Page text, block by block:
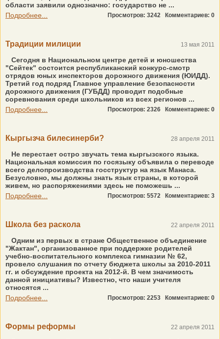
области заявили однозначно: государство не ...
Подробнее...
Просмотров: 3242 Комментариев: 0
Традиции милиции 13 мая 2011
Сегодня в Национальном центре детей и юношества
"Сейтек" состоится республиканский конкурс-смотр
отрядов юных инспекторов дорожного движения (ЮИДД).
Третий год подряд Главное управление безопасности
дорожного движения (ГУБДД) проводит подобные
соревнования среди школьников из всех регионов ...
Подробнее...
Просмотров: 2326 Комментариев: 0
Кыргызча билесинерби? 28 апреля 2011
Не перестает остро звучать тема кыргызского языка.
Национальная комиссия по госязыку объявила о переводе
всего делопроизводства госструктур на язык Манаса.
Безусловно, мы должны знать язык страны, в которой
живем, но распоряжениями здесь не поможешь ...
Подробнее...
Просмотров: 5572 Комментариев: 3
Школа без раскола 22 апреля 2011
Одним из первых в стране Общественное объединение
"Жактан", организованное при поддержке родителей
учебно-воспитательного комплекса гимназии № 62,
провело слушания по отчету бюджета школы за 2010-2011
гг. и обсуждение проекта на 2012-й. В чем значимость
данной инициативы? Известно, что наши учителя
относятся ...
Подробнее...
Просмотров: 2253 Комментариев: 0
Формы реформы 22 апреля 2011